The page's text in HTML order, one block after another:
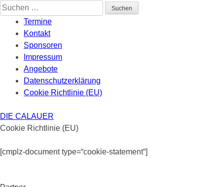
Skip
to
content
Suchen
nach:
Termine
Kontakt
Sponsoren
Impressum
Angebote
Datenschutzerklärung
Cookie Richtlinie (EU)
DIE CALAUER
Cookie Richtlinie (EU)
[cmplz-document type=“cookie-statement“]